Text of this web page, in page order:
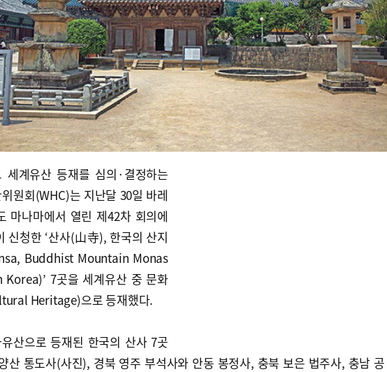
세계유산 등재를 심의·결정하는
원회(WHC)는 지난달 30일 바레
마나마에서 열린 제42차 회의에
신청한 ‘산사(山寺), 한국의 산지
Buddhist Mountain Monas
7곳을 세계유산 중 문화
Heritage)으로 등재했다.
산으로 등재된 한국의 산사 7곳
산 통도사(사진), 경북 영주 부석사와 안동 봉정사, 충북 보은 법주사, 충남 공